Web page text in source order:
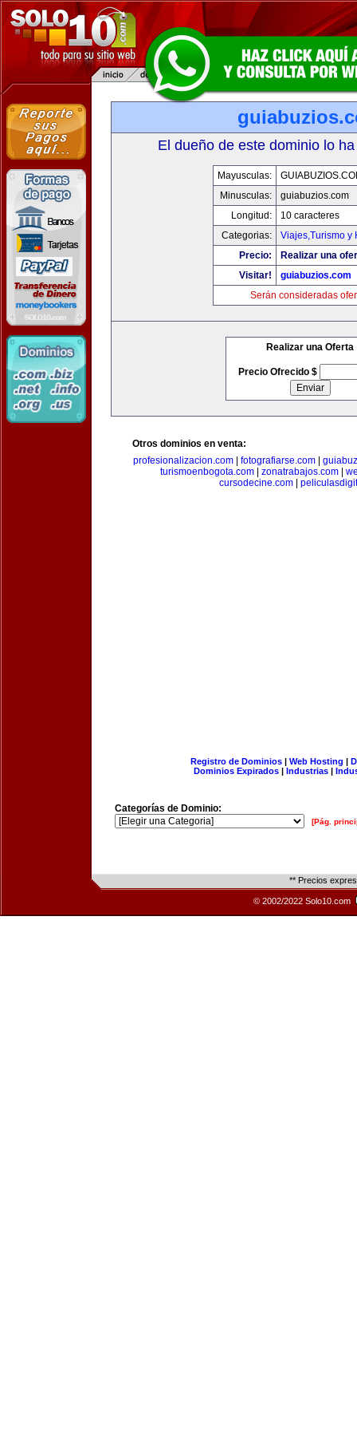
El dueño de este dominio lo
Mayusculas:
Minusculas:
guiabuzios.com
Longitud:
10 caracteres
Categorias:
Viajes,Turismo y
Precio:
Realizar una
Visitar!
guiabuzios.com
Serán consideradas
Realizar una Oferta
Precio Ofrecido $
Otros dominios en venta:
profesionalizacion.com
fotografiarse.com
turismoenbogota.com
zonatrabajos.com
cursodecine.com|
Registro de Dominios| Web Hosting |
Dominios Expirados | Industrias |
Categorías de Dominio:
[Pág.
** Precios
© 2002/2022 Solo10.com